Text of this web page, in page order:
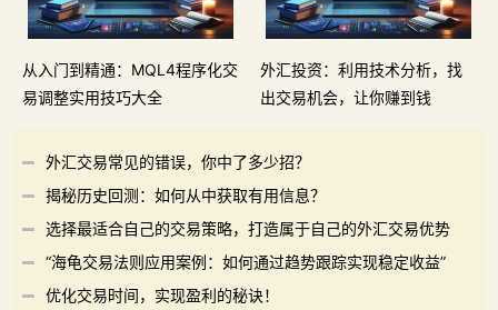
从入门到精通：MQL4程序化交
易调整实用技巧大全
外汇投资：利用技术分析，找
出交易机会，让你赚到钱
外汇交易常见的错误，你中了多少招？
揭秘历史回测：如何从中获取有用信息？
选择最适合自己的交易策略，打造属于自己的外汇交易优势
“海龟交易法则应用案例：如何通过趋势跟踪实现稳定收益”
优化交易时间，实现盈利的秘诀！